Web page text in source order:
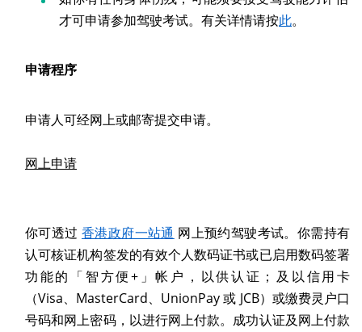
才可申请参加驾驶考试。有关详情请按此。
申请程序
申请人可经网上或邮寄提交申请。
网上申请
你可透过 香港政府一站通 网上预约驾驶考试。你需持有
认可核证机构签发的有效个人数码证书或已启用数码签署
功能的「智方便+」帐户，以供认证；及以信用卡
（Visa、MasterCard、UnionPay 或 JCB）或缴费灵户口
号码和网上密码，以进行网上付款。成功认证及网上付款